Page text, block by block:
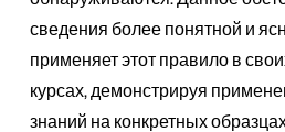
сведения более понятной и
применяет этот правило в
курсах, демонстрируя
знаний на конкретных